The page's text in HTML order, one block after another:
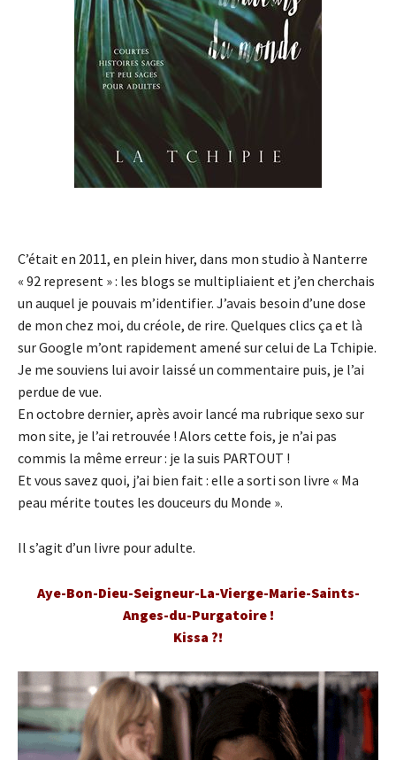
C’était en 2011, en plein hiver, dans mon studio à Nanterre
« 92 represent » : les blogs se multipliaient et j’en cherchais
un auquel je pouvais m’identifier. J’avais besoin d’une dose
de mon chez moi, du créole, de rire. Quelques clics ça et là
sur Google m’ont rapidement amené sur celui de La Tchipie.
Je me souviens lui avoir laissé un commentaire puis, je l’ai
perdue de vue.
En octobre dernier, après avoir lancé ma rubrique sexo sur
mon site, je l’ai retrouvée ! Alors cette fois, je n’ai pas
commis la même erreur : je la suis PARTOUT !
Et vous savez quoi, j’ai bien fait : elle a sorti son livre « Ma
peau mérite toutes les douceurs du Monde ».
Il s’agit d’un livre pour adulte.
Aye-Bon-Dieu-Seigneur-La-Vierge-Marie-Saints-
Anges-du-Purgatoire !
Kissa ?!